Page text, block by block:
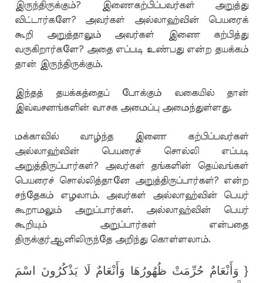
இருந்திருக்கும்? இணைகற்பிப்பவர்கள் அறுத்து
விட்டார்களே? அவர்கள் அல்லாஹ்வின் பெயரைக்
கூறி அறுத்தாலும் அவர்கள் இணை கற்பித்து
வருகிறார்களே? அதை எப்படி உண்பது என்ற தயக்கம்
தான் இருந்திருக்கும்.
இந்தத் தயக்கத்தைப் போக்கும் வகையில் தான்
இவ்வசனங்களின் வாசக அமைப்பு அமைந்துள்ளது.
மக்காவில் வாழ்ந்த இணை கற்பிப்பவர்கள்
அல்லாஹ்வின் பெயரைச் சொல்லி எப்படி
அறுத்திருப்பார்கள்? அவர்கள் தங்களின் தெய்வங்கள்
பெயரைச் சொல்லித்தானே அறுத்திருப்பார்கள்? என்ற
சந்தேகம் எழலாம். அவர்கள் அல்லாஹ்வின் பெயர்
கூறாமலும் அறுப்பார்கள். அல்லாஹ்வின் பெயர்
கூறியும் அறுப்பார்கள் என்பதை
திருக்குர்ஆனிலிருந்தே அறிந்து கொள்ளலாம்.
{ وَأَنْعَامٌ حُرِّمَتْ ظُهُورُهَا وَأَنْعَامٌ لَا يَذْكُرُونَ اسْمَ